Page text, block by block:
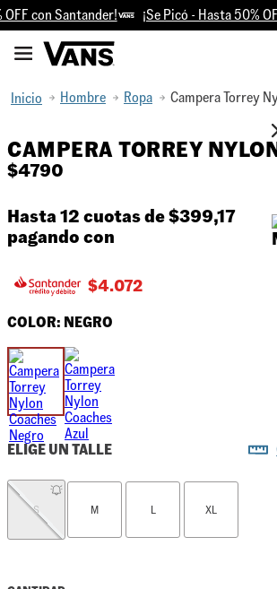
con Santander! ¡Se Picó - Hasta 50% OFF!
Hombre Ropa Campera Torrey
CAMPERA TORREY
$4790
Hasta 12 cuotas de$399,17
pagando con
$4.072
COLOR: NEGRO
ELIGE UN TALLE
L
M
S XL